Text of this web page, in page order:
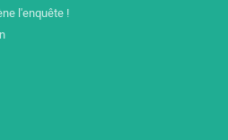
l'enquête !